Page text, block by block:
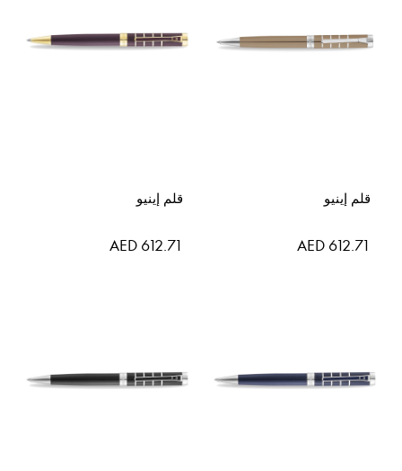
قلم إينيو
AED 612.71
قلم إينيو
AED 612.71